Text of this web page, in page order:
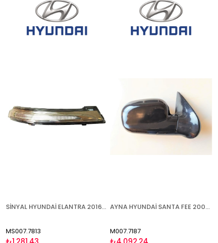
SİNYAL HYUNDAİ ELANTRA 2016- SAĞ
MS007.7813
AYNA HYUNDAİ SANTA FEE 2000-2006 ELEKTRİKLİ ISITMALI SAĞ
M007.7187